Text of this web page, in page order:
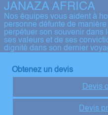
JANAZA AFRICA
Nos équipes vous aident à
personne défunte de
perpétuer son souvenir dans
ses valeurs et de ses
dignité dans son dernier
Obtenez un devis
Devis
Devis